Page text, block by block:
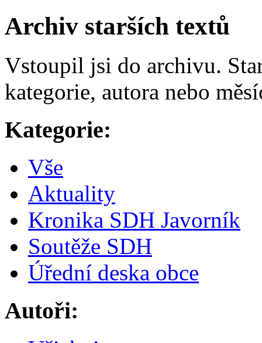
Archiv starších textů
Vstoupil jsi do archivu.
kategorie, autora nebo
Kategorie:
Vše
Aktuality
Kronika SDH Javorník
Soutěže SDH
Úřední deska obce
Autoři: